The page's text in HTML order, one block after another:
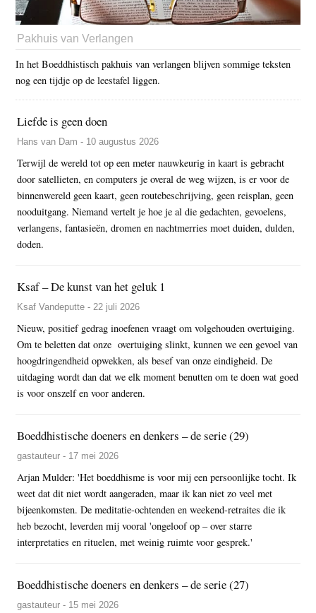
Pakhuis van Verlangen
In het Boeddhistisch pakhuis van verlangen blijven sommige teksten
nog een tijdje op de leestafel liggen.
Liefde is geen doen
Hans van Dam - 10 augustus 2026
Terwijl de wereld tot op een meter nauwkeurig in kaart is gebracht
door satellieten, en computers je overal de weg wijzen, is er voor de
binnenwereld geen kaart, geen routebeschrijving, geen reisplan, geen
nooduitgang. Niemand vertelt je hoe je al die gedachten, gevoelens,
verlangens, fantasieën, dromen en nachtmerries moet duiden, dulden,
doden.
Ksaf – De kunst van het geluk 1
Ksaf Vandeputte - 22 juli 2026
Nieuw, positief gedrag inoefenen vraagt om volgehouden overtuiging.
Om te beletten dat onze overtuiging slinkt, kunnen we een gevoel van
hoogdringendheid opwekken, als besef van onze eindigheid. De
uitdaging wordt dan dat we elk moment benutten om te doen wat goed
is voor onszelf en voor anderen.
Boeddhistische doeners en denkers – de serie (29)
gastauteur - 17 mei 2026
Arjan Mulder: 'Het boeddhisme is voor mij een persoonlijke tocht. Ik
weet dat dit niet wordt aangeraden, maar ik kan niet zo veel met
bijeenkomsten. De meditatie-ochtenden en weekend-retraites die ik
heb bezocht, leverden mij vooral 'ongeloof op – over starre
interpretaties en rituelen, met weinig ruimte voor gesprek.'
Boeddhistische doeners en denkers – de serie (27)
gastauteur - 15 mei 2026